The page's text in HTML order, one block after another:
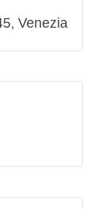
Venezia